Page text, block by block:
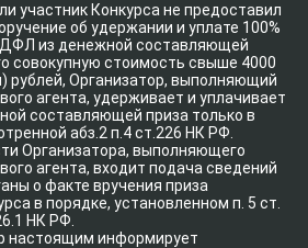
участник Конкурса не предоставил
об удержании и уплате 100%
из денежной составляющей
совокупную стоимость свыше 4000
рублей, Организатор, выполняющий
агента, удерживает и уплачивает
составляющей приза только в
абз.2 п.4 ст.226 НК РФ.
Организатора, выполняющего
агента, входит подача сведений
о факте вручения приза
в порядке, установленном п. 5 ст.
НК РФ.
настоящим информирует